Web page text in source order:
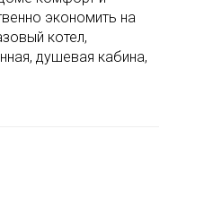
экономить на
котел,
душевая кабина,